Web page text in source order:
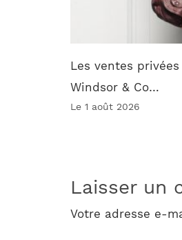
Les ventes
Windsor & Co…
Le 1 août 2026
Laisser un
Votre adresse e-